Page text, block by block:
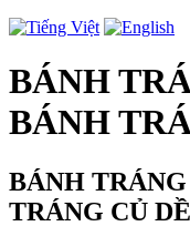
BÁNH
BÁNH
BÁNH
TRÁNG CỦ